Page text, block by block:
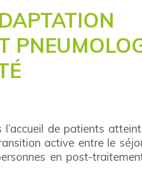
de patients
active entre le
en post-